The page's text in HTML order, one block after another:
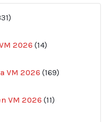
produkter
2026 14
produkter
VM 2026 169
produkter
VM 2026 11
produkter